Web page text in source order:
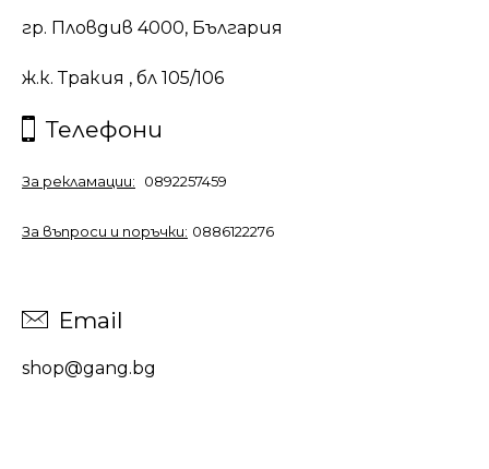
гр. Пловдив 4000, България
ж.к. Тракия , бл 105/106
Телефони
За рекламации: 0892257459
За въпроси и поръчки: 0886122276
Email
shop@gang.bg